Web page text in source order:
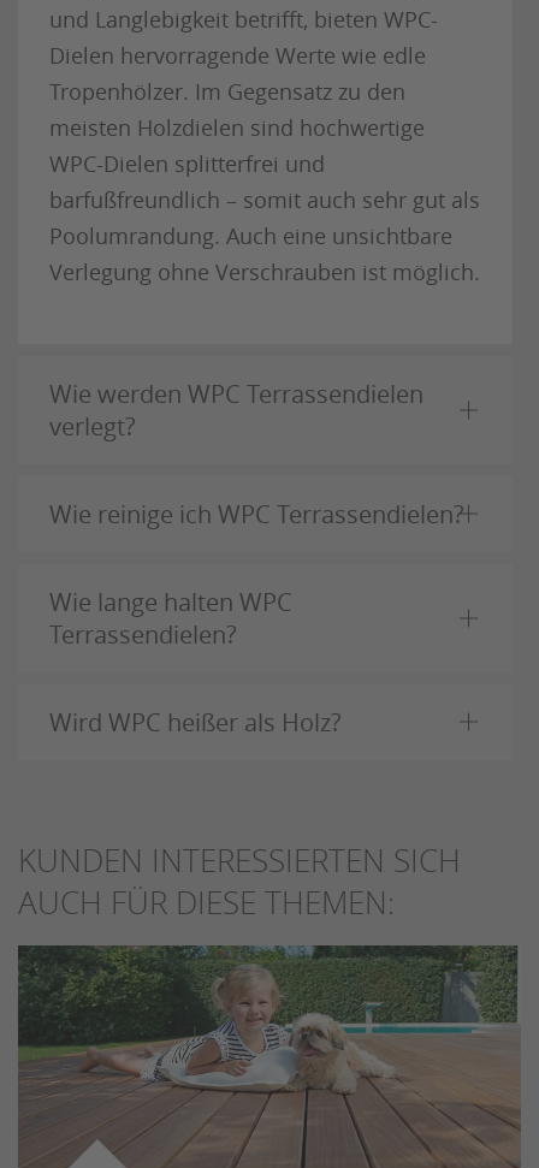
und Langlebigkeit betrifft, bieten WPC-
Dielen hervorragende Werte wie edle
Tropenhölzer. Im Gegensatz zu den
meisten Holzdielen sind hochwertige
WPC-Dielen splitterfrei und
barfußfreundlich – somit auch sehr gut als
Poolumrandung. Auch eine unsichtbare
Verlegung ohne Verschrauben ist möglich.
Wie werden WPC Terrassendielen
verlegt?
Wie reinige ich WPC Terrassendielen?
Wie lange halten WPC
Terrassendielen?
Wird WPC heißer als Holz?
KUNDEN INTERESSIERTEN SICH
AUCH FÜR DIESE THEMEN: